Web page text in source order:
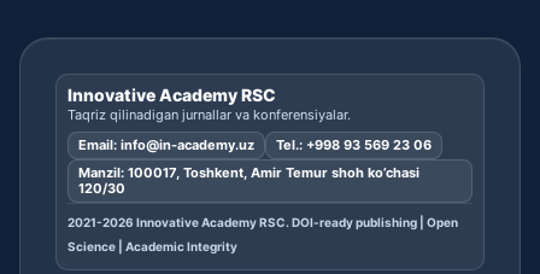
Innovative Academy RSC
Taqriz qilinadigan jurnallar va konferensiyalar.
Email: info@in-academy.uz Tel.: +998 93 569 23 06
Manzil: 100017, Toshkent, Amir Temur shoh ko’chasi
120/30
2021-2026 Innovative Academy RSC. DOI-ready publishing | Open
Science | Academic Integrity